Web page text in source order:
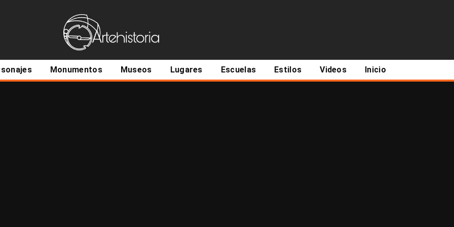
Monumentos Museos Lugares Escuelas Estilos Videos Inicio